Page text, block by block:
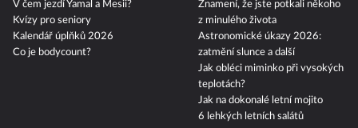
V čem jezdí Yamal a Mesii?
Kvízy pro seniory
Kalendář úplňků 2026
Co je bodycount?
Znamení, že jste potkali někoho
z minulého života
Astronomické úkazy 2026:
zatmění slunce a další
Jak obléci miminko při vysokých
teplotách?
Jak na dokonalé letní mojito
6 lehkých letních salátů